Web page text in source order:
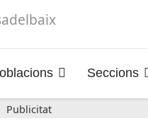
Seccions
Publicitat